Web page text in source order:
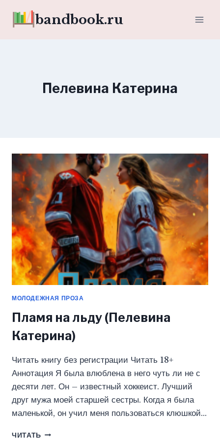
bandbook.ru
Пелевина Катерина
МОЛОДЕЖНАЯ ПРОЗА
Пламя на льду (Пелевина
Катерина)
Читать книгу без регистрации Читать 18+
Аннотация Я была влюблена в него чуть ли не с
десяти лет. Он – известный хоккеист. Лучший
друг мужа моей старшей сестры. Когда я была
маленькой, он учил меня пользоваться клюшкой…
ЧИТАТЬ ПЛАМЯ